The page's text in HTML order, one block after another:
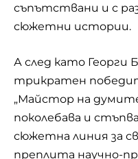
съпътствани и с
сюжетни истории.
А след като Георги
трикратен
„Майстор на
поколебава и
сюжетна линия за
преплита научно-